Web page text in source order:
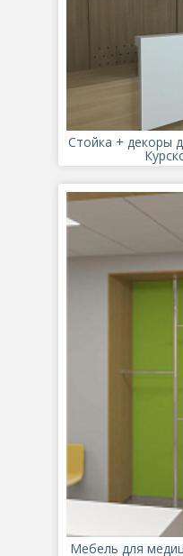
Стойка + декоры
Мебель для